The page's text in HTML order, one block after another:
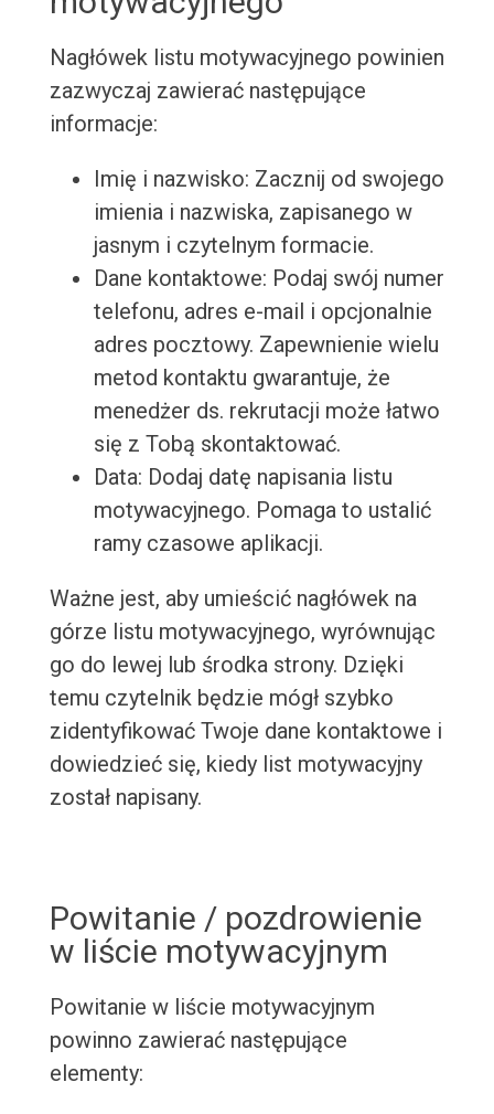
Nagłówek listu motywacyjnego powinien
zazwyczaj zawierać następujące
informacje:
Imię i nazwisko: Zacznij od swojego
imienia i nazwiska, zapisanego w
jasnym i czytelnym formacie.
Dane kontaktowe: Podaj swój numer
telefonu, adres e-mail i opcjonalnie
adres pocztowy. Zapewnienie wielu
metod kontaktu gwarantuje, że
menedżer ds. rekrutacji może łatwo
się z Tobą skontaktować.
Data: Dodaj datę napisania listu
motywacyjnego. Pomaga to ustalić
ramy czasowe aplikacji.
Ważne jest, aby umieścić nagłówek na
górze listu motywacyjnego, wyrównując
go do lewej lub środka strony. Dzięki
temu czytelnik będzie mógł szybko
zidentyfikować Twoje dane kontaktowe i
dowiedzieć się, kiedy list motywacyjny
został napisany.
Powitanie / pozdrowienie
w liście motywacyjnym
Powitanie w liście motywacyjnym
powinno zawierać następujące
elementy: